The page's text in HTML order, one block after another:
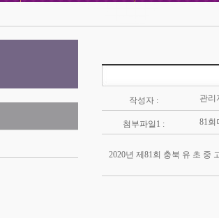
작성자 : 관리
첨부파일1 : 81회
2020년 제81회 충북 유 초 중